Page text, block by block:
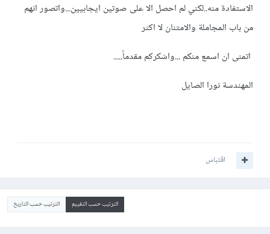
الاستفادة منه..لكني لم احصل الا على صوتين ايجابيين...واتصور انهم
من باب المجاملة والامتنان لا اكثر
اتمنى ان اسمع منكم ...واشكركم مقدماً.....
المهندسة نورا الصايل
اقتباس
الترتيب حسب التقييم الترتيب حسب التاريخ